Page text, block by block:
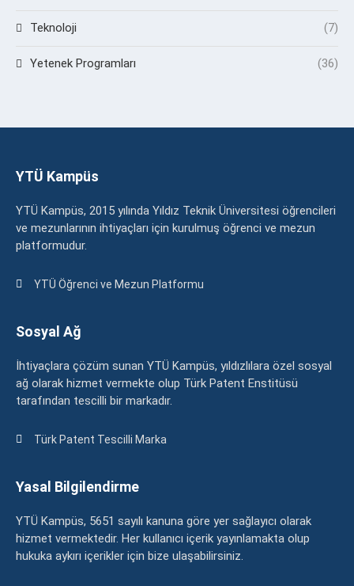
Teknoloji (7)
Yetenek Programları (36)
YTÜ Kampüs
YTÜ Kampüs, 2015 yılında Yıldız Teknik Üniversitesi öğrencileri
ve mezunlarının ihtiyaçları için kurulmuş öğrenci ve mezun
platformudur.
YTÜ Öğrenci ve Mezun Platformu
Sosyal Ağ
İhtiyaçlara çözüm sunan YTÜ Kampüs, yıldızlılara özel sosyal
ağ olarak hizmet vermekte olup Türk Patent Enstitüsü
tarafından tescilli bir markadır.
Türk Patent Tescilli Marka
Yasal Bilgilendirme
YTÜ Kampüs, 5651 sayılı kanuna göre yer sağlayıcı olarak
hizmet vermektedir. Her kullanıcı içerik yayınlamakta olup
hukuka aykırı içerikler için bize ulaşabilirsiniz.